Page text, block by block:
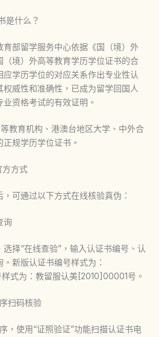
是什么？
部留学服务中心依据《国（境）外
境）外高等教育学历学位证书的合
学历学位的对应关系作出专业性认
威性和准确性，已成为留学回国人
资格考试的有效证明。
教育机构、港澳台地区大学、中外合
规学历学位证书。
方方式
，可通过以下方式在线核验真伪：
询
择“在线查验”，输入认证书编号、认
新版认证书编号样式为：
式为：教留服认美[2010]00001号。
扫码核验
，使用“证照验证”功能扫描认证书电